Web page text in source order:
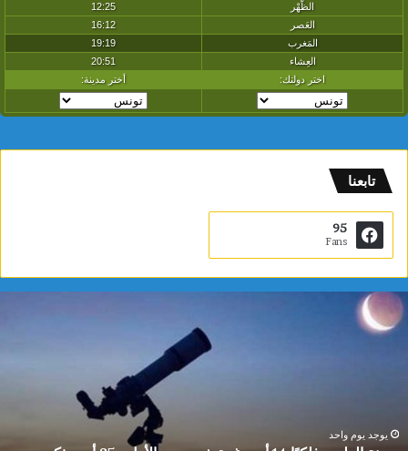
تابعنا
95
Fans
مدينة
العلوم:
فلكيًا
ربيع يوجد يوم واحد